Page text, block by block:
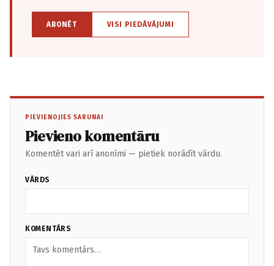
ABONĒT VISI PIEDĀVĀJUMI
PIEVIENOJIES SARUNAI
Pievieno komentāru
Komentēt vari arī anonīmi — pietiek norādīt vārdu.
VĀRDS
KOMENTĀRS